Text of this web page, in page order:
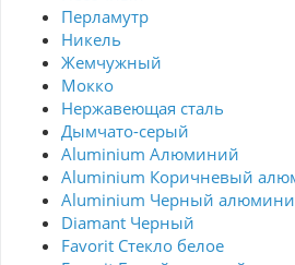
Перламутр
Никель
Жемчужный
Мокко
Нержавеющая сталь
Дымчато-серый
Aluminium Алюминий
Aluminium Коричневый
Aluminium Черный
Diamant Черный
Favorit Стекло белое